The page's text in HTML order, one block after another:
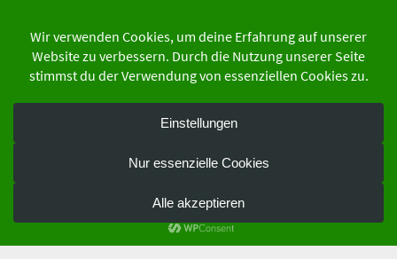
springen
der Schutzgemeinschaft Deutscher Wald
Bundesverband e.V.
Ein paar Weihnachtsgrüße